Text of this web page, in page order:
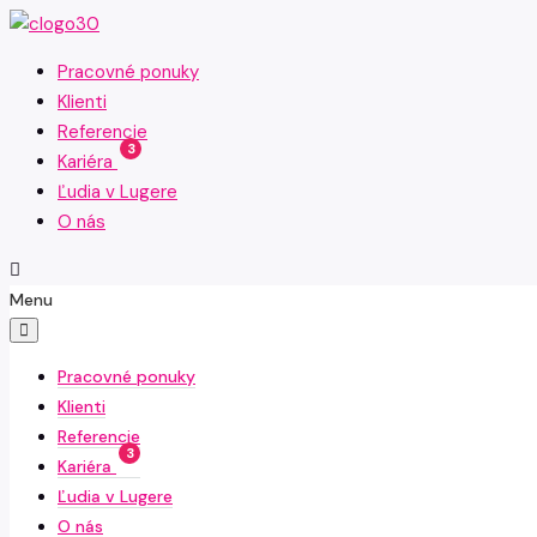
Pracovné ponuky
Klienti
Referencie
Kariéra
3
Ľudia v Lugere
O nás
Menu
Pracovné ponuky
Klienti
Referencie
Kariéra
3
Ľudia v Lugere
O nás